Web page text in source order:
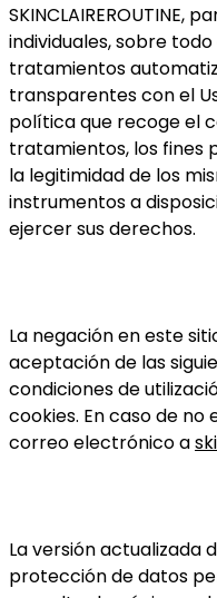
SKINCLAIREROUTINE,
individuales, sobre
tratamientos
transparentes con el
política que recoge el
tratamientos, los fines
la legitimidad de los
instrumentos a
ejercer sus derechos.
La negación en este
aceptación de las
condiciones de
cookies. En caso de
correo electrónico a
La versión actualizada
protección de datos